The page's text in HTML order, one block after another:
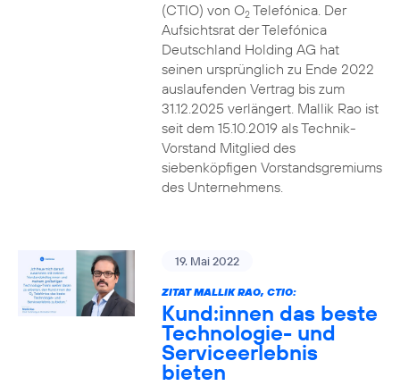
(CTIO) von O2Telefónica. Der
Aufsichtsrat der Telefónica
Deutschland Holding AG hat
seinen ursprünglich zu Ende 2022
auslaufenden Vertrag bis zum
31.12.2025 verlängert. Mallik Rao ist
seit dem 15.10.2019 als Technik-
Vorstand Mitglied des
siebenköpfigen Vorstandsgremiums
des Unternehmens.
19. Mai 2022
ZITAT MALLIK RAO, CTIO:
Kund:innen das beste
Technologie- und
Serviceerlebnis
bieten